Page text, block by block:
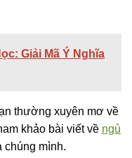
Giải Mã Ý Nghĩa
thường xuyên mơ về
khảo bài viết về ngủ
chúng mình.